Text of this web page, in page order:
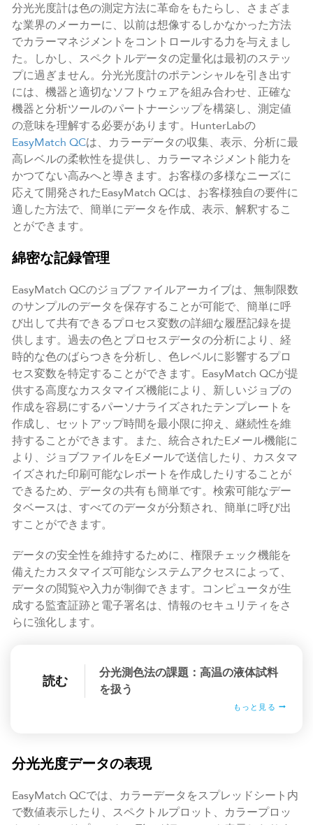
分光光度計は色の測定方法に革命をもたらし、さまざま
な業界のメーカーに、以前は想像するしかなかった方法
でカラーマネジメントをコントロールする力を与えまし
た。しかし、スペクトルデータの定量化は最初のステッ
プに過ぎません。分光光度計のポテンシャルを引き出す
には、機器と適切なソフトウェアを組み合わせ、正確な
機器と分析ツールのパートナーシップを構築し、測定値
の意味を理解する必要があります。HunterLabの
EasyMatch QCは、カラーデータの収集、表示、分析に最
高レベルの柔軟性を提供し、カラーマネジメント能力を
かつてない高みへと導きます。お客様の多様なニーズに
応えて開発されたEasyMatch QCは、お客様独自の要件に
適した方法で、簡単にデータを作成、表示、解釈するこ
とができます。
綿密な記録管理
EasyMatch QCのジョブファイルアーカイブは、無制限数
のサンプルのデータを保存することが可能で、簡単に呼
び出して共有できるプロセス変数の詳細な履歴記録を提
供します。過去の色とプロセスデータの分析により、経
時的な色のばらつきを分析し、色レベルに影響するプロ
セス変数を特定することができます。EasyMatch QCが提
供する高度なカスタマイズ機能により、新しいジョブの
作成を容易にするパーソナライズされたテンプレートを
作成し、セットアップ時間を最小限に抑え、継続性を維
持することができます。また、統合されたEメール機能に
より、ジョブファイルをEメールで送信したり、カスタマ
イズされた印刷可能なレポートを作成したりすることが
できるため、データの共有も簡単です。検索可能なデー
タベースは、すべてのデータが分類され、簡単に呼び出
すことができます。
データの安全性を維持するために、権限チェック機能を
備えたカスタマイズ可能なシステムアクセスによって、
データの閲覧や入力が制御できます。コンピュータが生
成する監査証跡と電子署名は、情報のセキュリティをさ
らに強化します。
読む
分光測色法の課題：高温の液体試料
を扱う
もっと見る
分光光度データの表現
EasyMatch QCでは、カラーデータをスプレッドシート内
で数値表示したり、スペクトルプロット、カラープロッ